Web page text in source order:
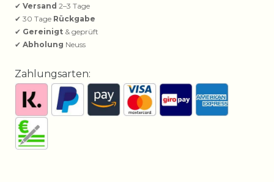
✔ Versand 2–3 Tage
✔ 30 Tage Rückgabe
✔ Gereinigt & geprüft
✔ Abholung Neuss
Zahlungsarten: